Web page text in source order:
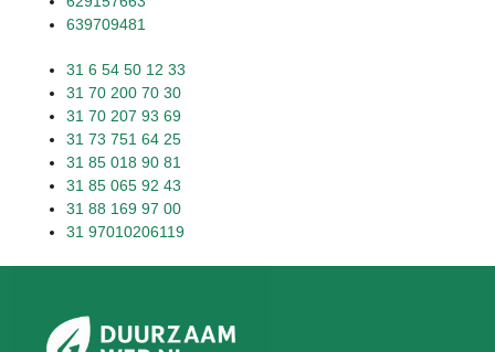
639709481
31 6 54 50 12 33
31 70 200 70 30
31 70 207 93 69
31 73 751 64 25
31 85 018 90 81
31 85 065 92 43
31 88 169 97 00
31 97010206119